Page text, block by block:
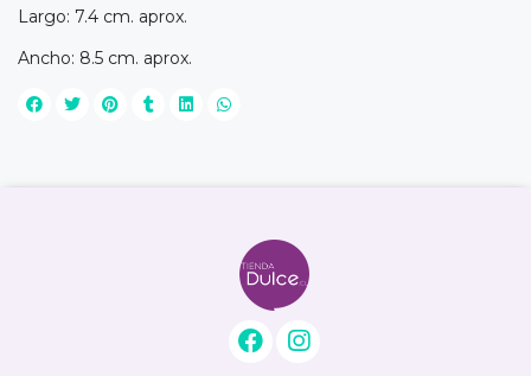
Largo: 7.4 cm. aprox.
Ancho: 8.5 cm. aprox.